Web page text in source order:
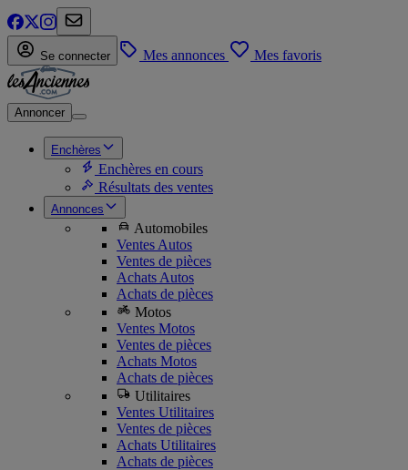
Se connecter Mes annonces Mes favoris
Annoncer
Enchères
Enchères en cours
Résultats des ventes
Annonces
Automobiles
Ventes Autos
Ventes de pièces
Achats Autos
Achats de pièces
Motos
Ventes Motos
Ventes de pièces
Achats Motos
Achats de pièces
Utilitaires
Ventes Utilitaires
Ventes de pièces
Achats Utilitaires
Achats de pièces